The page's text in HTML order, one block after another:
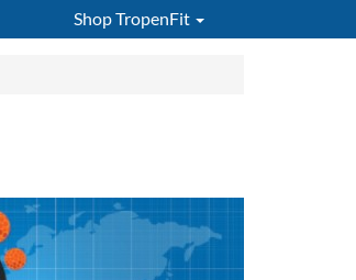
ShopTropenFit